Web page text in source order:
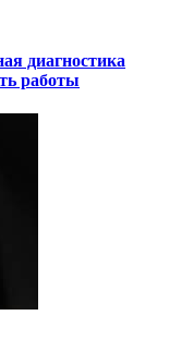
диагностика
работы